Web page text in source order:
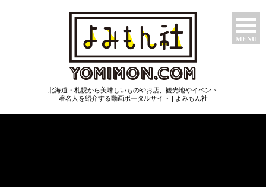
MENU
北海道・札幌から美味しいものやお店、観光地やイベント
著名人を紹介する動画ポータルサイト | よみもん社